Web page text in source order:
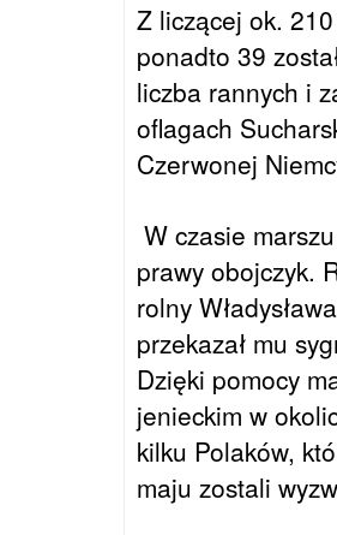
Z liczącej ok.
ponadto 39
liczba rannych i
oflagach
Czerwonej
W czasie
prawy obojczyk.
rolny
przekazał mu
Dzięki pomocy
jenieckim w
kilku Polaków,
maju zostali